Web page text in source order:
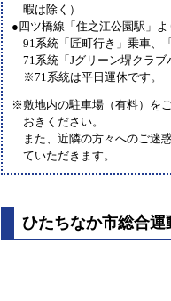
暇は除く）
●四ツ橋線「住之江公園駅」
91系統「匠町行き」乗車、
71系統「Jグリーン堺クラ
※71系統は平日運休です。
※敷地内の駐車場（有料）を
おきください。
また、近隣の方々へのご迷
ていただきます。
ひたちなか市総合運